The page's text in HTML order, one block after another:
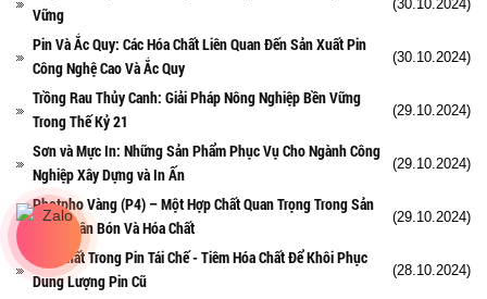
Vững
(30.10.2024)
Pin Và Ắc Quy: Các Hóa Chất Liên Quan Đến Sản Xuất Pin
Công Nghệ Cao Và Ắc Quy
(30.10.2024)
Trồng Rau Thủy Canh: Giải Pháp Nông Nghiệp Bền Vững
Trong Thế Kỷ 21
(29.10.2024)
Sơn và Mực In: Những Sản Phẩm Phục Vụ Cho Ngành Công
Nghiệp Xây Dựng và In Ấn
(29.10.2024)
Photpho Vàng (P4) – Một Hợp Chất Quan Trọng Trong Sản
Xuất Phân Bón Và Hóa Chất
(29.10.2024)
Hóa Chất Trong Pin Tái Chế - Tiêm Hóa Chất Để Khôi Phục
Dung Lượng Pin Cũ
(28.10.2024)